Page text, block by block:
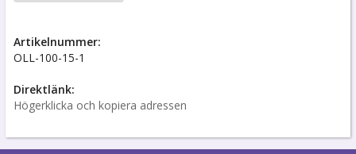
Artikelnummer:
OLL-100-15-1
Direktlänk:
Högerklicka och kopiera adressen